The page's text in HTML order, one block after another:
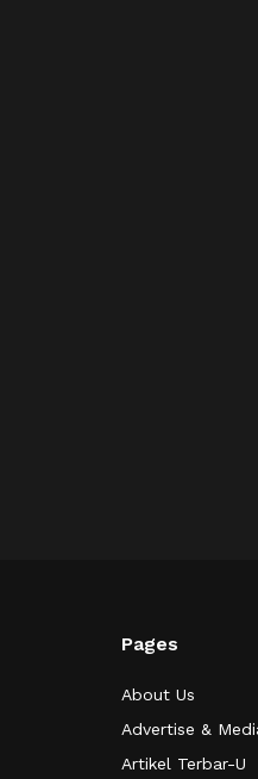
Pages
About Us
Advertise &
Artikel Terbar-U